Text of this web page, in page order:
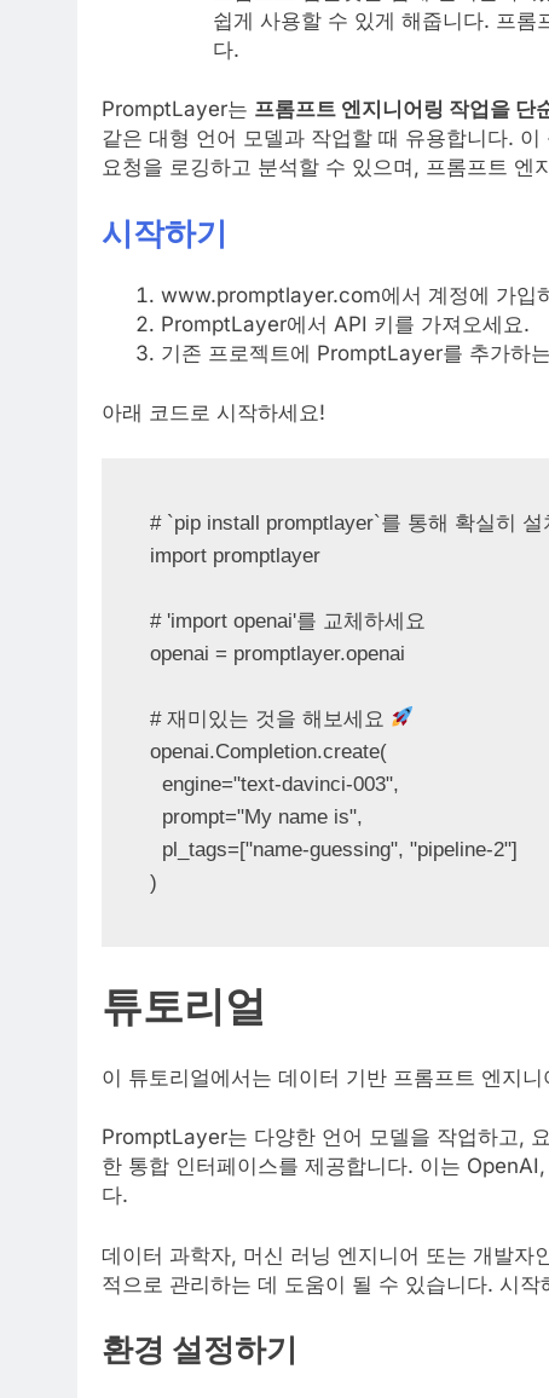
쉽게 사용할 수 있게 해줍니다. 프롬
다.
PromptLayer는 프롬프트 엔지니어링 작업을 단
같은 대형 언어 모델과 작업할 때 유용합니다.
요청을 로깅하고 분석할 수 있으며, 프롬프트 엔
시작하기
www.promptlayer.com에서 계정에 가입
PromptLayer에서 API 키를 가져오세요.
기존 프로젝트에 PromptLayer를 추가하
아래 코드로 시작하세요!
# `pip install promptlayer`를 통해 확실히 설
import promptlayer
# 'import openai'를 교체하세요
openai = promptlayer.openai
# 재미있는 것을 해보세요
openai.Completion.create(
  engine="text-davinci-003",
  prompt="My name is",
  pl_tags=["name-guessing", "pipeline-2"]
)
튜토리얼
이 튜토리얼에서는 데이터 기반 프롬프트 엔지
PromptLayer는 다양한 언어 모델을 작업하고,
한 통합 인터페이스를 제공합니다. 이는
다.
데이터 과학자, 머신 러닝 엔지니어 또는 개발
적으로 관리하는 데 도움이 될 수 있습니다. 시작
환경 설정하기